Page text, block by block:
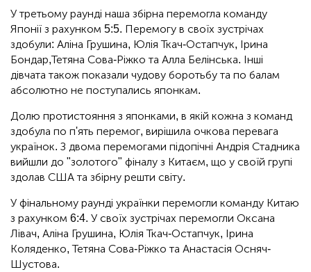
У третьому раунді наша збірна перемогла команду
Японії з рахунком 5:5. Перемогу в своїх зустрічах
здобули: Аліна Грушина, Юлія Ткач-Остапчук, Ірина
Бондар,Тетяна Сова-Ріжко та Алла Белінська. Інші
дівчата також показали чудову боротьбу та по балам
абсолютно не поступались японкам.
Долю протистояння з японками, в якій кожна з команд
здобула по п'ять перемог, вирішила очкова перевага
українок. З двома перемогами підопічні Андрія Стадника
вийшли до "золотого" фіналу з Китаєм, що у своїй групі
здолав США та збірну решти світу.
У фінальному раунді українки перемогли команду Китаю
з рахунком 6:4. У своїх зустрічах перемогли Оксана
Лівач, Аліна Грушина, Юлія Ткач-Остапчук, Ірина
Коляденко, Тетяна Сова-Ріжко та Анастасія Осняч-
Шустова.